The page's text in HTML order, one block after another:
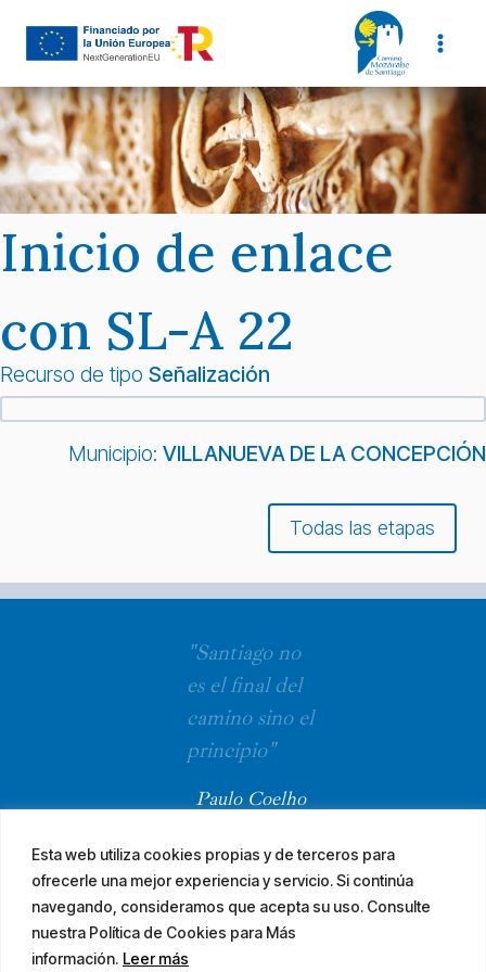
Esta web utiliza cookies propias y de terceros para
ofrecerle una mejor experiencia y servicio. Si continúa
navegando, consideramos que acepta su uso. Consulte
nuestra Política de Cookies para Más
información. Leer más
Inicio de enlace
con SL-A 22
Recurso de tipo Señalización
Municipio: VILLANUEVA DE LA CONCEPCIÓN
Todas las etapas
"Santiago no
es el final del
camino sino el
principio"
Paulo Coelho